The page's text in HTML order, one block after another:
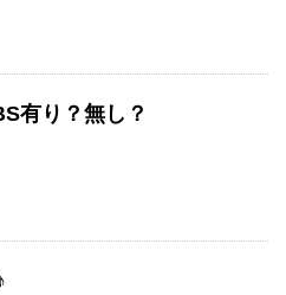
有り？無し？